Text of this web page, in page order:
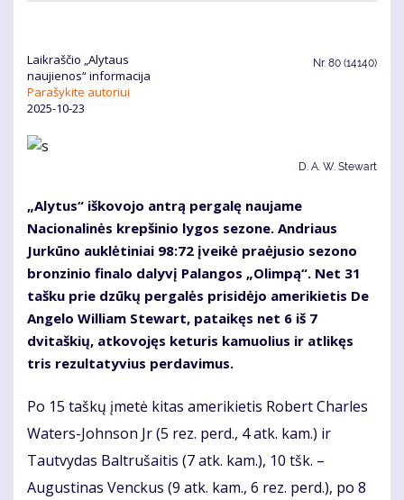
Laikraščio „Alytaus
naujienos“ informacija
Parašykite autoriui
2025-10-23
Nr. 80 (14140)
D. A. W. Stewart
„Alytus“ iškovojo antrą pergalę naujame
Nacionalinės krepšinio lygos sezone. Andriaus
Jurkūno auklėtiniai 98:72 įveikė praėjusio sezono
bronzinio finalo dalyvį Palangos „Olimpą“. Net 31
tašku prie dzūkų pergalės prisidėjo amerikietis De
Angelo William Stewart, pataikęs net 6 iš 7
dvitaškių, atkovojęs keturis kamuolius ir atlikęs
tris rezultatyvius perdavimus.
Po 15 taškų įmetė kitas amerikietis Robert Charles
Waters-Johnson Jr (5 rez. perd., 4 atk. kam.) ir
Tautvydas Baltrušaitis (7 atk. kam.), 10 tšk. –
Augustinas Venckus (9 atk. kam., 6 rez. perd.), po 8